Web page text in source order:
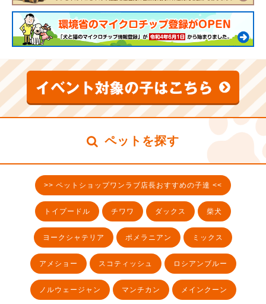
ペットを探す
>> ペットショップワンラブ店長おすすめの子達 <<
トイプードル チワワ ダックス 柴犬
ヨークシャテリア ポメラニアン ミックス
アメショー スコティッシュ ロシアンブルー
ノルウェージャン マンチカン メインクーン